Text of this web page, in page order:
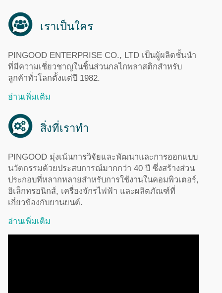
เราเป็นใคร
PINGOOD ENTERPRISE CO., LTD เป็นผู้ผลิตชั้นนำ
ที่มีความเชี่ยวชาญในชิ้นส่วนกลไกพลาสติกสำหรับ
ลูกค้าทั่วโลกตั้งแต่ปี 1982.
อ่านเพิ่มเติม
สิ่งที่เราทำ
PINGOOD มุ่งเน้นการวิจัยและพัฒนาและการออกแบบ
นวัตกรรมด้วยประสบการณ์มากกว่า 40 ปี ซึ่งสร้างส่วน
ประกอบที่หลากหลายสำหรับการใช้งานในคอมพิวเตอร์,
อิเล็กทรอนิกส์, เครื่องจักรไฟฟ้า และผลิตภัณฑ์ที่
เกี่ยวข้องกับยานยนต์.
อ่านเพิ่มเติม